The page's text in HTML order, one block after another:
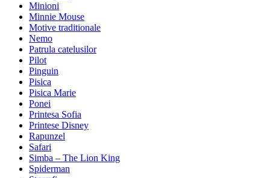
Minioni
Minnie Mouse
Motive traditionale
Nemo
Patrula catelusilor
Pilot
Pinguin
Pisica
Pisica Marie
Ponei
Printesa Sofia
Printese Disney
Rapunzel
Safari
Simba – The Lion King
Spiderman